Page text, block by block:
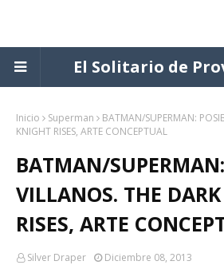
El Solitario de
Inicio Superman
BATMAN/SUPERMAN:
KNIGHT RISES, ARTE CONCEPTUAL
BATMAN/
VILLANOS. THE
RISES, ARTE
Silver Draper Diciembre 08, 2013